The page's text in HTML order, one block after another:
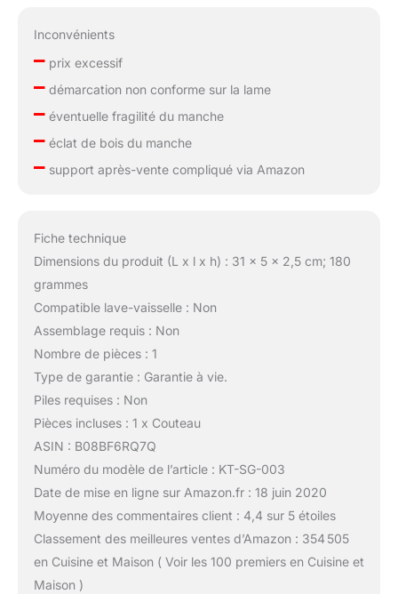
Inconvénients
–prix excessif
–démarcation non conforme sur la lame
–éventuelle fragilité du manche
–éclat de bois du manche
–support après-vente compliqué via Amazon
Fiche technique
Dimensions du produit (L x l x h) : 31 x 5 x 2,5 cm; 180
grammes
Compatible lave-vaisselle : Non
Assemblage requis : Non
Nombre de pièces : 1
Type de garantie : Garantie à vie.
Piles requises : Non
Pièces incluses : 1 x Couteau
ASIN : B08BF6RQ7Q
Numéro du modèle de l’article : KT-SG-003
Date de mise en ligne sur Amazon.fr : 18 juin 2020
Moyenne des commentaires client : 4,4 sur 5 étoiles
Classement des meilleures ventes d’Amazon : 354 505
en Cuisine et Maison ( Voir les 100 premiers en Cuisine et
Maison )